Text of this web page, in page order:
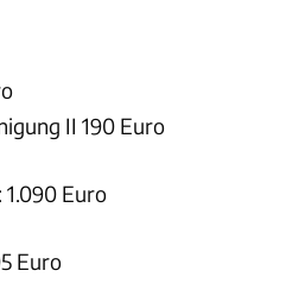
II 190 Euro
Euro
Euro